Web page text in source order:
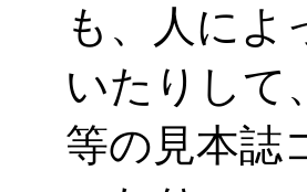
も、人によ
いたりして
等の見本誌